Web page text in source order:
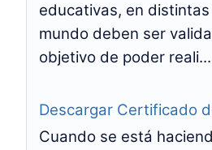
educativas, en
mundo deben ser
objetivo de poder reali...
Descargar Certificado
Cuando se está